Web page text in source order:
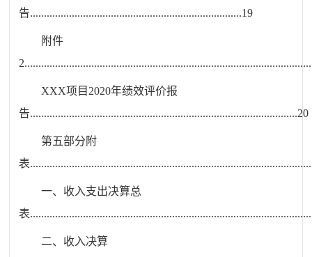
告............................................................................19
附件
2
XXX项目 2020年绩效评价报
告................................................................................................20
第五部分 附
表
一、收入支出决算总
表
二、收入决算